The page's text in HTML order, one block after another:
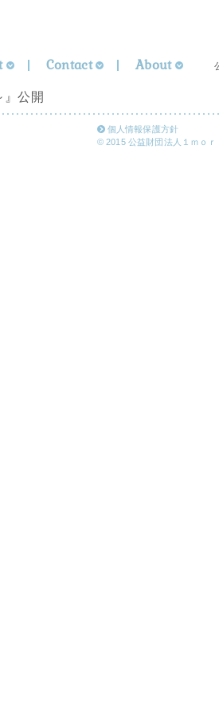
Contact About
』公開
個人情報保護方針
© 2015 公益財団法人１ｍｏ